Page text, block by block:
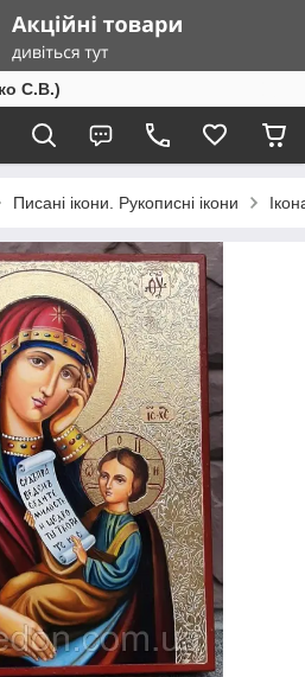
С.В.)
Писані ікони. Рукописні ікони